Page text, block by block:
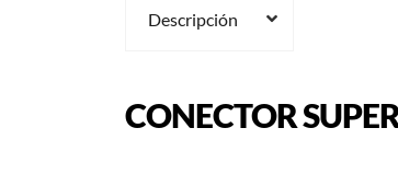
Descripción
CONECTOR